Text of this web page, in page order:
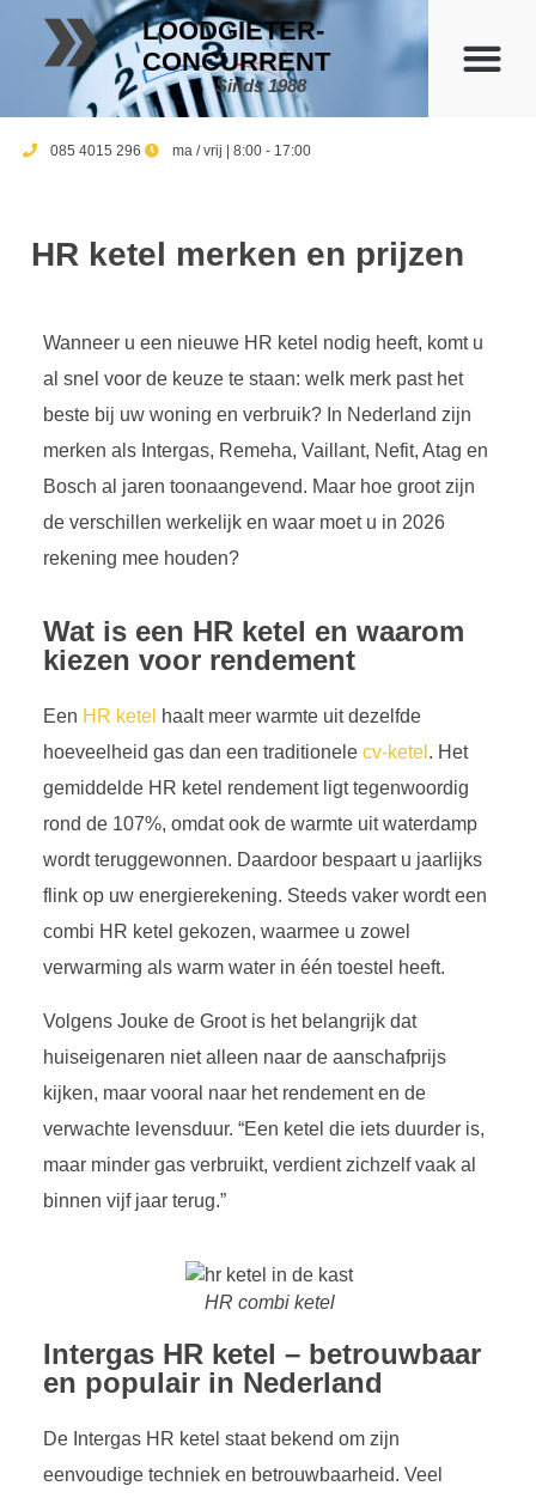
LOODGIETER-
CONCURRENT
Sinds 1988
085 4015 296 ma / vrij | 8:00 - 17:00
HR ketel merken en prijzen
Wanneer u een nieuwe HR ketel nodig heeft, komt u
al snel voor de keuze te staan: welk merk past het
beste bij uw woning en verbruik? In Nederland zijn
merken als Intergas, Remeha, Vaillant, Nefit, Atag en
Bosch al jaren toonaangevend. Maar hoe groot zijn
de verschillen werkelijk en waar moet u in 2026
rekening mee houden?
Wat is een HR ketel en waarom
kiezen voor rendement
Een HR ketel haalt meer warmte uit dezelfde
hoeveelheid gas dan een traditionele cv-ketel . Het
gemiddelde HR ketel rendement ligt tegenwoordig
rond de 107%, omdat ook de warmte uit waterdamp
wordt teruggewonnen. Daardoor bespaart u jaarlijks
flink op uw energierekening. Steeds vaker wordt een
combi HR ketel gekozen, waarmee u zowel
verwarming als warm water in één toestel heeft.
Volgens Jouke de Groot is het belangrijk dat
huiseigenaren niet alleen naar de aanschafprijs
kijken, maar vooral naar het rendement en de
verwachte levensduur. “Een ketel die iets duurder is,
maar minder gas verbruikt, verdient zichzelf vaak al
binnen vijf jaar terug.”
HR combi ketel
Intergas HR ketel – betrouwbaar
en populair in Nederland
De Intergas HR ketel staat bekend om zijn
eenvoudige techniek en betrouwbaarheid. Veel